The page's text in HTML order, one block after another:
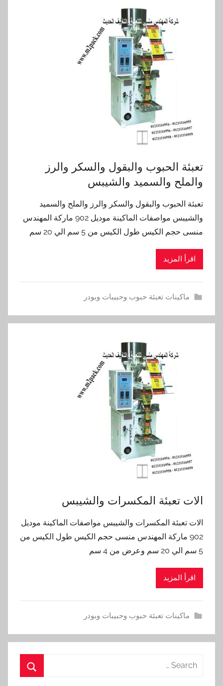
تعبئة الحبوب والبقول والسكر والرز
والملح والسميد والشيبس
تعبئة الحبوب والبقول والسكر والرز والملح والسميد
والشيبس مواصفات الماكينة موديل 902 ماركة المهندس
منسى حجم الكيس طول الكيس من 5 سم الي 20 سم
اقرأ المزيد
ماكينات تعبئة حبوب وحبيبات وبودر
الات تعبئة المكسرات والشيبس
الات تعبئة المكسرات والشيبس مواصفات الماكينة موديل
902 ماركة المهندس منسى حجم الكيس طول الكيس من
5 سم الي 20 سم وعرض من 4 سم
اقرأ المزيد
ماكينات تعبئة حبوب وحبيبات وبودر
Search